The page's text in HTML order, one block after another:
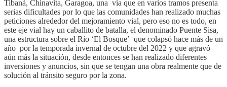
Tibaná, Chinavita, Garagoa, una vía que en varios tramos presenta
serias dificultades por lo que las comunidades han realizado muchas
peticiones alrededor del mejoramiento vial, pero eso no es todo, en
este eje vial hay un caballito de batalla, el denominado Puente Sisa,
una estructura sobre el Río ‘El Bosque’ que colapsó hace más de un
año por la temporada invernal de octubre del 2022 y que agravó
aún más la situación, desde entonces se han realizado diferentes
inversiones y anuncios, sin que se tengan una obra realmente que de
solución al tránsito seguro por la zona.